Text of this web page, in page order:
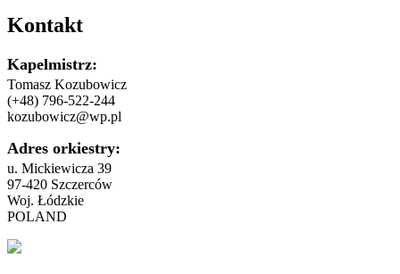
Kontakt
Kapelmistrz:
Tomasz Kozubowicz
(+48) 796-522-244
kozubowicz@wp.pl
Adres orkiestry:
u. Mickiewicza 39
97-420 Szczerców
Woj. Łódzkie
POLAND